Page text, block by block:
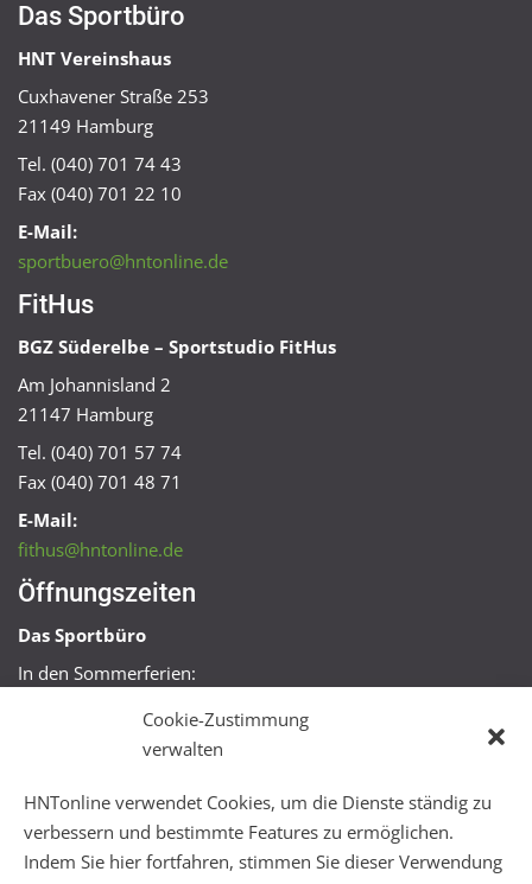
Cookie-Zustimmung
verwalten
HNTonline verwendet Cookies, um die Dienste ständig zu
verbessern und bestimmte Features zu ermöglichen.
Indem Sie hier fortfahren, stimmen Sie dieser Verwendung
Das Sportbüro
HNT Vereinshaus
Cuxhavener Straße 253
21149 Hamburg
Tel. (040) 701 74 43
Fax (040) 701 22 10
E-Mail:
sportbuero@hntonline.de
FitHus
BGZ Süderelbe – Sportstudio FitHus
Am Johannisland 2
21147 Hamburg
Tel. (040) 701 57 74
Fax (040) 701 48 71
E-Mail:
fithus@hntonline.de
Öffnungszeiten
Das Sportbüro
In den Sommerferien:
Mo + Mi 16:00 – 18:00 Uhr
Mo – Fr 08:00 – 22:00 Uhr
Sa + So 10:00 – 18:00 Uhr